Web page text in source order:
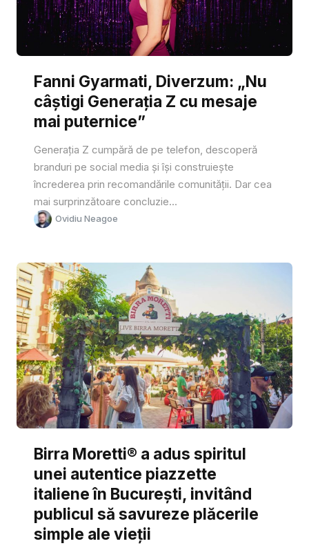
Fanni Gyarmati, Diverzum: „Nu
câștigi Generația Z cu mesaje
mai puternice”
Generația Z cumpără de pe telefon, descoperă
branduri pe social media și își construiește
încrederea prin recomandările comunității. Dar cea
mai surprinzătoare concluzie...
Ovidiu Neagoe
Birra Moretti® a adus spiritul
unei autentice piazzette
italiene în București, invitând
publicul să savureze plăcerile
simple ale vieții